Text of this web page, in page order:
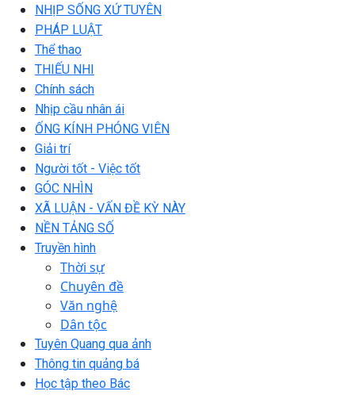
NHỊP SỐNG XỨ TUYÊN
PHÁP LUẬT
Thể thao
THIẾU NHI
Chính sách
Nhịp cầu nhân ái
ỐNG KÍNH PHÓNG VIÊN
Giải trí
Người tốt - Việc tốt
GÓC NHÌN
XÃ LUẬN - VẤN ĐỀ KỲ NÀY
NỀN TẢNG SỐ
Truyền hình
Thời sự
Chuyên đề
Văn nghệ
Dân tộc
Tuyên Quang qua ảnh
Thông tin quảng bá
Học tập theo Bác